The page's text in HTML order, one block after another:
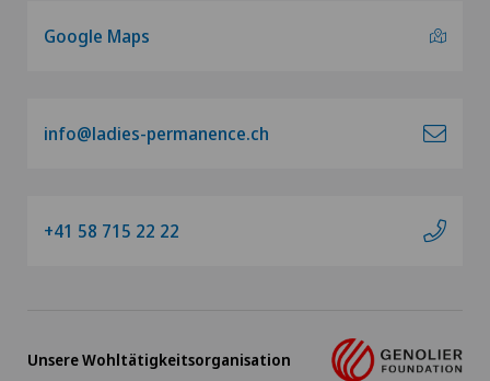
Google Maps
info@ladies-permanence.ch
+41 58 715 22 22
Unsere Wohltätigkeitsorganisation